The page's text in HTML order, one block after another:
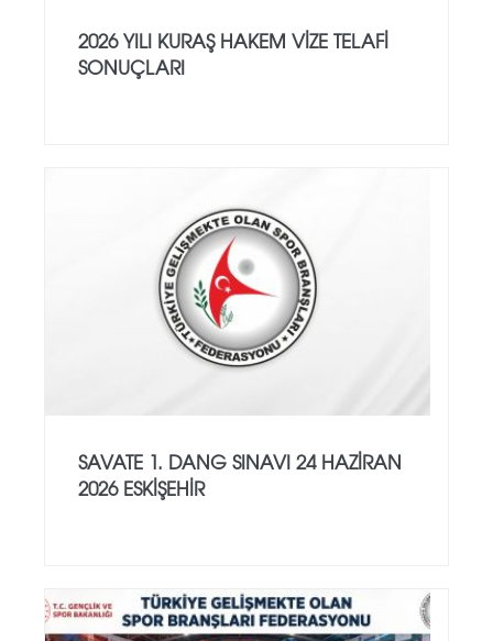
2026 YILI KURAŞ HAKEM VİZE TELAFİ
SONUÇLARI
SAVATE 1. DANG SINAVI 24 HAZİRAN
2026 ESKİŞEHİR